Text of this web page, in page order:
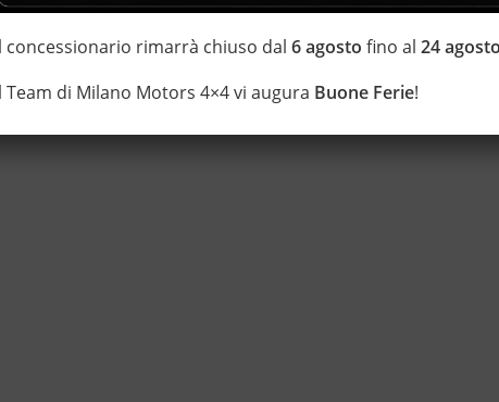
estensione della garanzia con i leader del mercato ”Opteven” e
anni Numeri Uno Nei Fuoristrada con un’ esposizione da più di
concessionario rimarrà chiuso dal6 agosto fino al24
Team di Milano Motors 4×4 vi augura Buone Ferie!